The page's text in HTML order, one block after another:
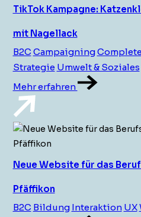
TikTok Kampagne:
mit Nagellack
B2C Campaigning
Strategie Umwelt & Soziales
Mehr erfahren
Neue Website für das
Pfäffikon
B2C Bildung Interaktion UX